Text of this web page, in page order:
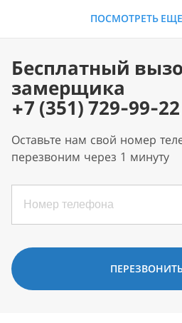
ПОСМОТРЕТЬ
Бесплатный
замерщика
+7 (351) 729-99-22
Оставьте нам свой номер
перезвоним через 1 минуту